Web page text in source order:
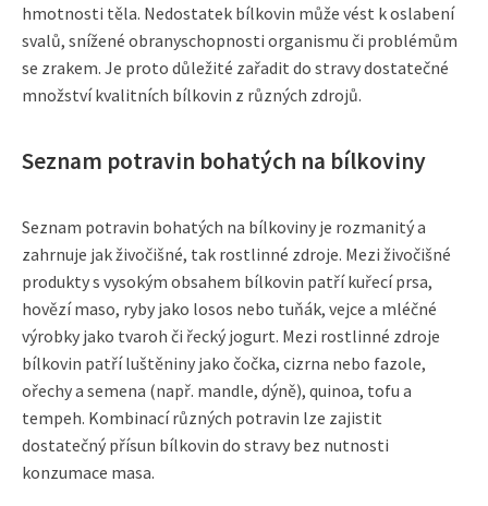
hmotnosti těla. Nedostatek bílkovin může vést k oslabení
svalů, snížené obranyschopnosti organismu či problémům
se zrakem. Je proto důležité zařadit do stravy dostatečné
množství kvalitních bílkovin z různých zdrojů.
Seznam potravin bohatých na bílkoviny
Seznam potravin bohatých na bílkoviny je rozmanitý a
zahrnuje jak živočišné, tak rostlinné zdroje. Mezi živočišné
produkty s vysokým obsahem bílkovin patří kuřecí prsa,
hovězí maso, ryby jako losos nebo tuňák, vejce a mléčné
výrobky jako tvaroh či řecký jogurt. Mezi rostlinné zdroje
bílkovin patří luštěniny jako čočka, cizrna nebo fazole,
ořechy a semena (např. mandle, dýně), quinoa, tofu a
tempeh. Kombinací různých potravin lze zajistit
dostatečný přísun bílkovin do stravy bez nutnosti
konzumace masa.